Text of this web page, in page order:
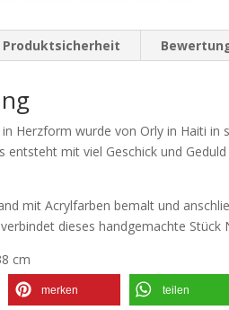
Produktsicherheit
Herzform wurde von Orly in Haiti
entsteht mit viel Geschick und
mit Acrylfarben bemalt und
dieses handgemachte
cm
merken teilen